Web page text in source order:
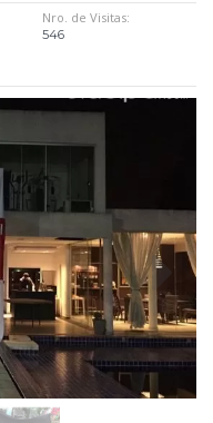
Nro. de Visitas:
546